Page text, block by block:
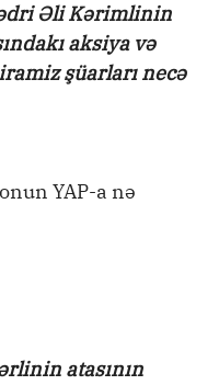
Əli Kərimlinin
aksiya və
şüarları necə
YAP-a nə
atasının